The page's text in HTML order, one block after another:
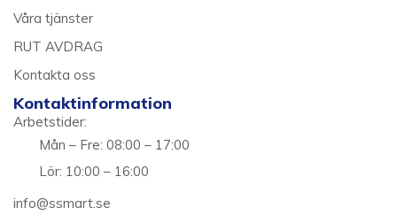
Våra tjänster
RUT AVDRAG
Kontakta oss
Kontaktinformation
Arbetstider:
Mån – Fre: 08:00 – 17:00
Lör: 10:00 – 16:00
info@ssmart.se